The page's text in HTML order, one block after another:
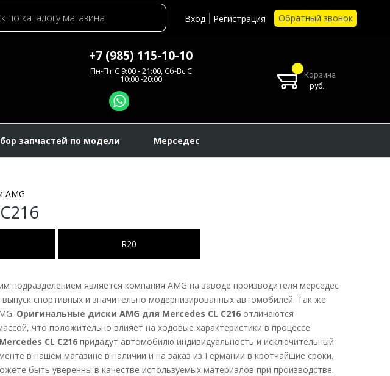
Вход Регистрация Обратный звонок
+7 (985) 115-10-10
Пн-Пт C 9:00 - 21:00, Сб-Вс С
10:00 -20:00
Корзина
руб.
запчастей по модели Мерседес
AMG
R20
подразделением является компания AMG на заводе производителя мерседес
спортивных и значительно модернизированных автомобилей. Так же
Оригинальные диски AMG для Mercedes CL C216отличаются
что положительно влияет на ходовые характеристики в процессе
CL C216придадут автомобилю индивидуальность и исключительный
в нашем магазине в наличии и на заказ из Германии в кротчайшие сроки.
быть уверенны в качестве используемых материалов при производстве.